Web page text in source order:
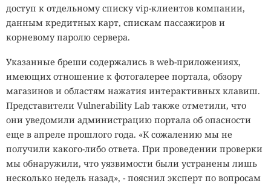
доступ к отдельному списку vip-клиентов компании,
данным кредитных карт, спискам пассажиров и
корневому паролю сервера.
Указанные бреши содержались в web-приложениях,
имеющих отношение к фотогалерее портала, обзору
магазинов и областям нажатия интерактивных клавиш.
Представители Vulnerability Lab также отметили, что
они уведомили администрацию портала об опасности
еще в апреле прошлого года. «К сожалению мы не
получили какого-либо ответа. При проведении проверки
мы обнаружили, что уязвимости были устранены лишь
несколько недель назад», - пояснил эксперт по вопросам